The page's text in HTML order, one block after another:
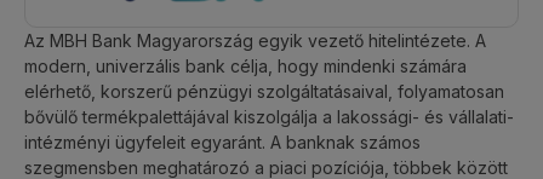
Az MBH Bank Magyarország egyik vezető hitelintézete. A
modern, univerzális bank célja, hogy mindenki számára
elérhető, korszerű pénzügyi szolgáltatásaival, folyamatosan
bővülő termékpalettájával kiszolgálja a lakossági- és vállalati-
intézményi ügyfeleit egyaránt. A banknak számos
szegmensben meghatározó a piaci pozíciója, többek között